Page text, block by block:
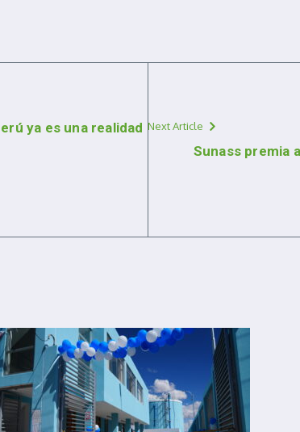
ya es una realidad Next Article
Sunass premia